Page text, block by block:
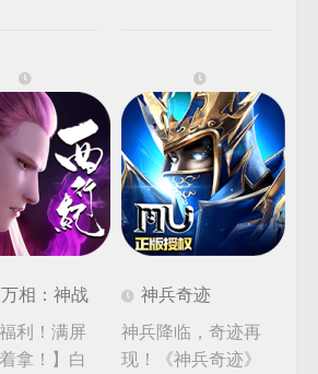
相：神战
福利！满屏
拿！】白
神兵奇迹
神兵降临，奇迹再
现！《神兵奇迹》